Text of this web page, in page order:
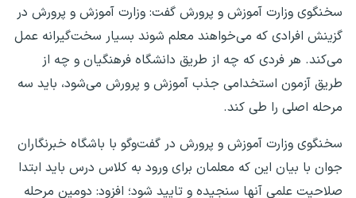
سخنگوی وزارت آموزش و پرورش گفت: وزارت آموزش و پرورش در
گزینش افرادی که می‌خواهند معلم شوند بسیار سخت‌گیرانه عمل
می‌کند. هر فردی که چه از طریق دانشگاه فرهنگیان و چه از
طریق آزمون استخدامی جذب آموزش و پرورش می‌شود، باید سه
مرحله اصلی را طی کند.
سخنگوی وزارت آموزش و پرورش در گفت‌و‌گو با باشگاه خبرنگاران
جوان با بیان این که معلمان برای ورود به کلاس درس باید ابتدا
صلاحیت علمی آنها سنجیده و تایید شود؛ افزود: دومین مرحله